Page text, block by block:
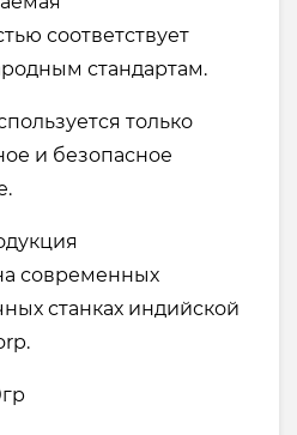
соответствует
стандартам.
только
и безопасное
современных
станках индийской